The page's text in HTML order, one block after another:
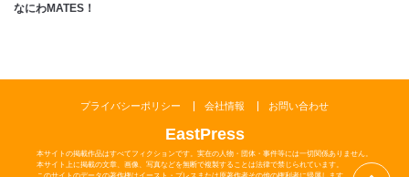
なにわMATES！
EastPress
本サイトの掲載作品はすべてフィクションです。実在の人物・団体・事件等には一切関係ありません。
本サイト上に掲載の文章、画像、写真などを無断で複製することは法律で禁じられています。
プライバシーポリシー 会社情報 お問い合わせ